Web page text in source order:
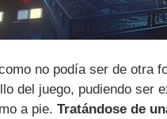
no podía ser de otra
del juego, pudiendo ser
a pie. Tratándose de